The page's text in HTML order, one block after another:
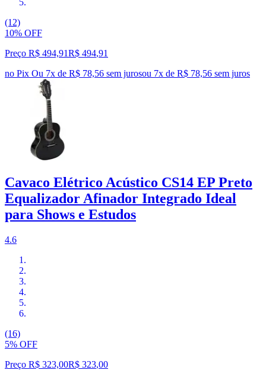
(12)
10% OFF
Preço R$ 494,91R$ 494,91
no Pix Ou 7x de R$ 78,56 sem jurosou 7x de R$ 78,56 sem juros
Cavaco Elétrico Acústico CS14 EP Preto
Equalizador Afinador Integrado Ideal
para Shows e Estudos
4.6
(16)
5% OFF
Preço R$ 323,00R$ 323,00